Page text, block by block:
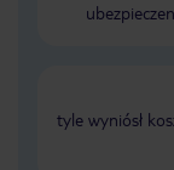
tyle wyniósł